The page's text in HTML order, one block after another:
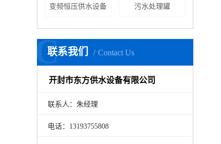
变频恒压供水设备 污水处理罐
联系我们 Contact Us
C
开封市东方供水设备有限公司
联系人：朱经理
电话：13193755808